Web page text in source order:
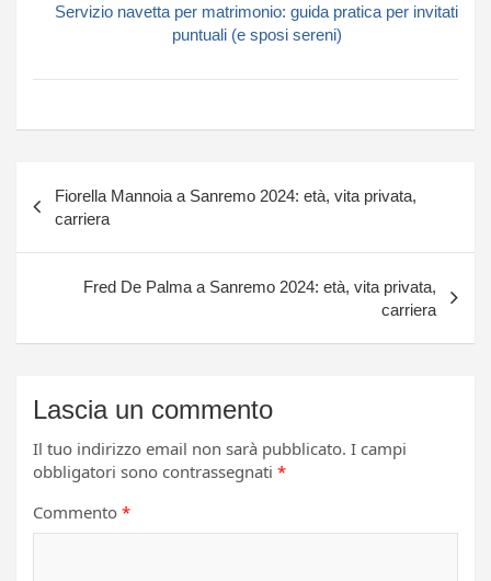
Servizio navetta per matrimonio: guida pratica per invitati
puntuali (e sposi sereni)
articoli
Fiorella Mannoia a Sanremo 2024: età, vita privata,
carriera
Fred De Palma a Sanremo 2024: età, vita privata,
carriera
Lascia un commento
Il tuo indirizzo email non sarà pubblicato. I campi
obbligatori sono contrassegnati *
Commento *